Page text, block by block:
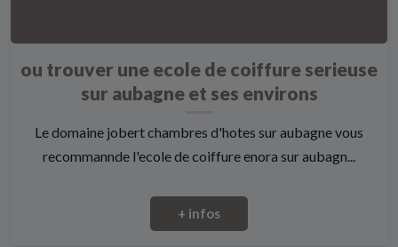
ou trouver une ecole de coiffure serieuse
sur aubagne et ses environs
Le domaine jobert chambres d'hotes sur aubagne vous
recommannde l'ecole de coiffure enora sur aubagn...
+ infos